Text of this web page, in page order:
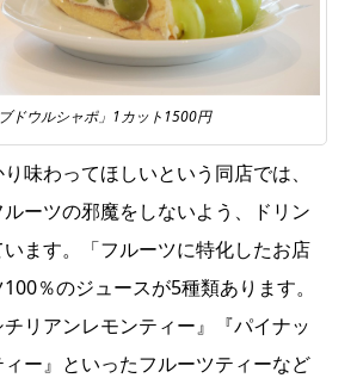
ブドウルシャポ」1カット1500円
味わってほしいという同店では、
ーツの邪魔をしないよう、ドリン
ます。「フルーツに特化したお店
％のジュースが5種類あります。
リアンレモンティー』『パイナッ
ー』といったフルーツティーなど